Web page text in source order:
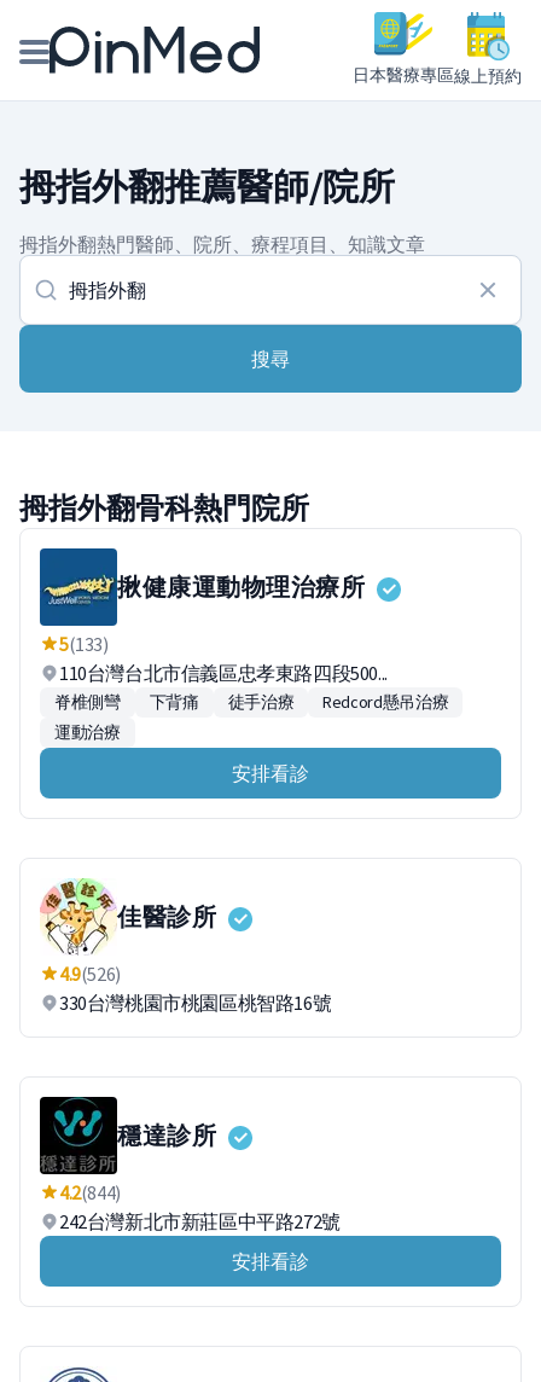
日本醫療專區線上預約
醫師專欄專訪
健康主題館
我是醫療人員
拇指外翻推薦醫師/院所
拇指外翻熱門醫師、院所、療程項目、知識文章
搜尋
拇指外翻骨科熱門院所
揪健康運動物理治療所
5(133)
110台灣台北市信義區忠孝東路四段500...
脊椎側彎 下背痛 徒手治療
Redcord懸吊治療
運動治療
安排看診
佳醫診所
4.9(526)
330台灣桃園市桃園區桃智路16號
穩達診所
4.2(844)
242台灣新北市新莊區中平路272號
安排看診